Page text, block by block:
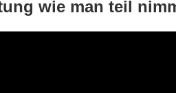
wie man teil